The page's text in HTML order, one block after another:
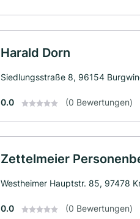
Harald Dorn
Siedlungsstraße 8, 96154
0.0 (0 Bewertungen)
Zettelmeier
Westheimer Hauptstr. 85, 97478
0.0 (0 Bewertungen)